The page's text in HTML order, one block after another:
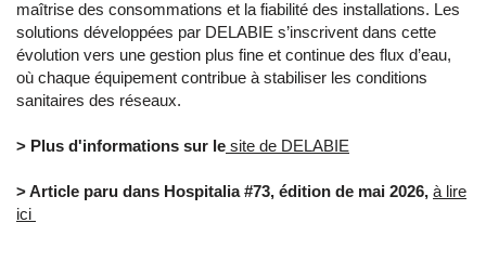
maîtrise des consommations et la fiabilité des installations. Les
solutions développées par DELABIE s’inscrivent dans cette
évolution vers une gestion plus fine et continue des flux d’eau,
où chaque équipement contribue à stabiliser les conditions
sanitaires des réseaux.
> Plus d'informations sur le site de DELABIE
> Article paru dans Hospitalia #73, édition de mai 2026, à lire
ici